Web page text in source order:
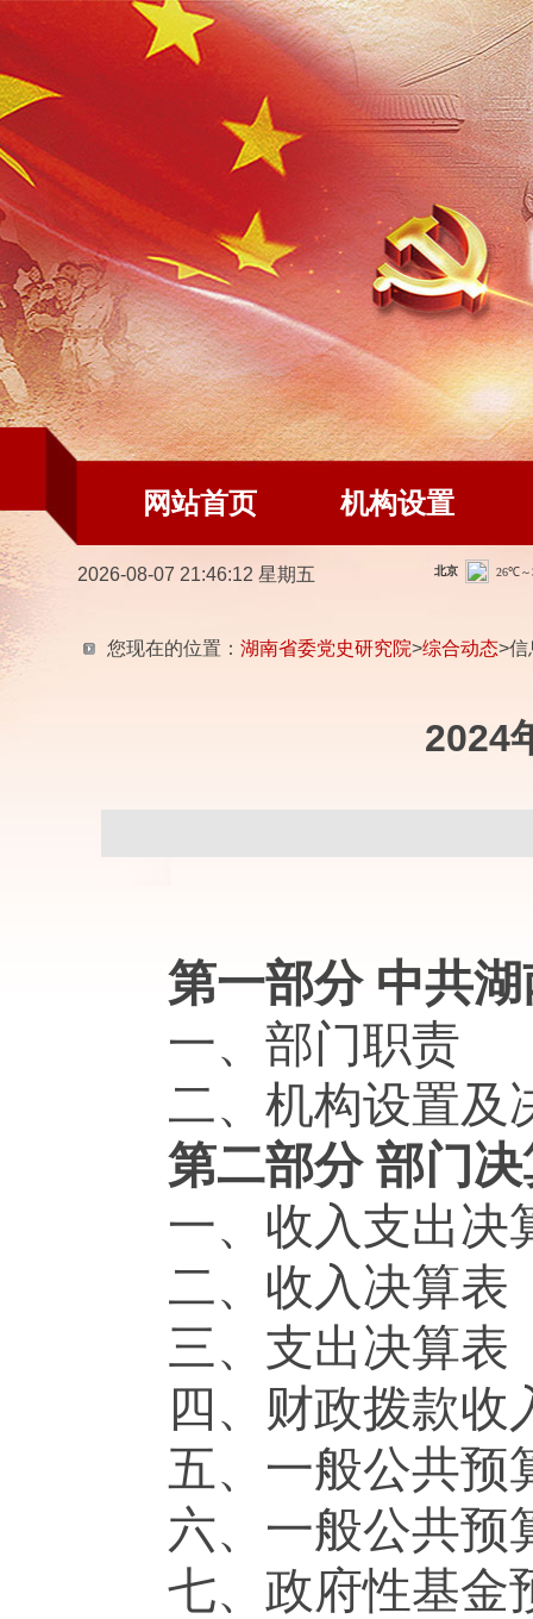
网站首页 机构设置
2026-08-07 21:46:13 星期五
您现在的位置： 湖南省委党史研究院>综合动态>信
2024
第一部分 中共
一、部门职责
二、机构设置及
第二部分 部门
一、收入支出决
二、收入决算表
三、支出决算表
四、财政拨款收
五、一般公共预
六、一般公共预
七、政府性基金